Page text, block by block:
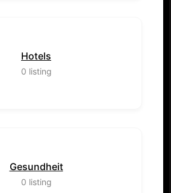
Hotels
0 listing
Gesundheit
0 listing